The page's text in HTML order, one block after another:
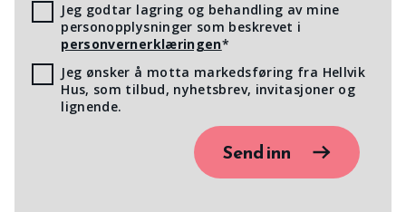
Jeg godtar lagring og behandling av mine
personopplysninger som beskrevet i
personvernerklæringen*
Jeg ønsker å motta markedsføring fra Hellvik
Hus, som tilbud, nyhetsbrev, invitasjoner og
lignende.
Send inn